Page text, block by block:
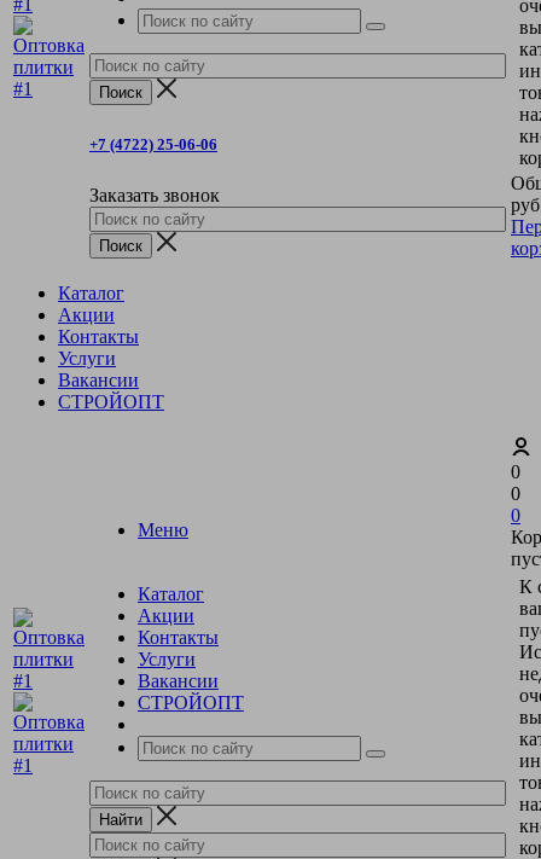
+7 (4722) 25-06-06
Заказать звонок
Каталог
Акции
Контакты
Услуги
Вакансии
СТРОЙОПТ
Меню
Каталог
Акции
Контакты
Услуги
Вакансии
СТРОЙОПТ
0
0
0
К